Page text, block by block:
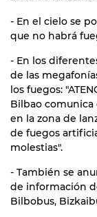
- En el cielo se
que no habrá
- En los
de las
los fuegos:
Bilbao
en la zona de
de fuegos
molestias".
- También se
de información
Bilbobus,